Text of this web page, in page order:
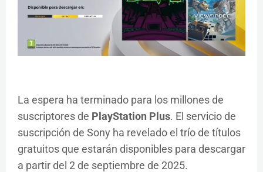
La espera ha terminado para los millones de
suscriptores de PlayStation Plus. El servicio de
suscripción de Sony ha revelado el trío de títulos
gratuitos que estarán disponibles para descargar
a partir del 2 de septiembre de 2025.